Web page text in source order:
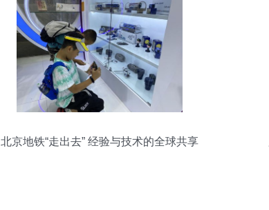
北京地铁“走出去” 经验与技术的全球共享